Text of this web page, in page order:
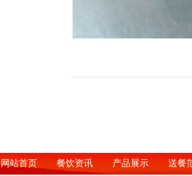
网站首页 餐饮资讯 产品展示 送餐